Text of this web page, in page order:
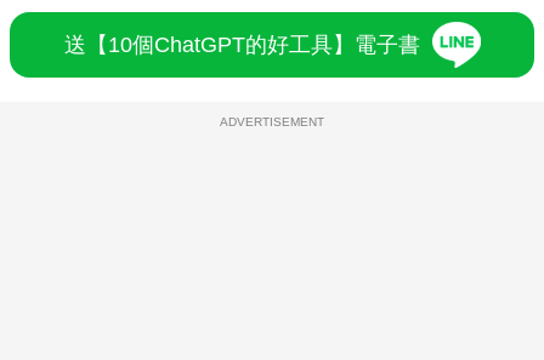
送【10個ChatGPT的好工具】電子書
ADVERTISEMENT